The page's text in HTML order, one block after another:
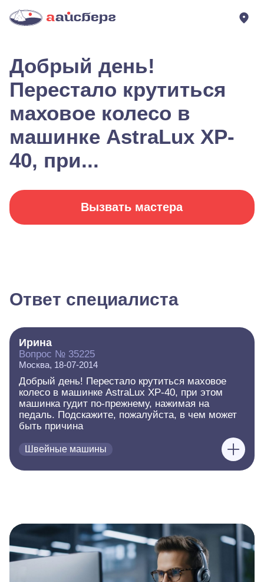
Добрый день!
Перестало крутиться
маховое колесо в
машинке AstraLux XP-
40, при...
Вызвать мастера
Ответ специалиста
Ирина
Вопрос № 35225
Москва, 18-07-2014
Добрый день! Перестало крутиться маховое
колесо в машинке AstraLux XP-40, при этом
машинка гудит по-прежнему, нажимая на
педаль. Подскажите, пожалуйста, в чем может
быть причина
Швейные машины